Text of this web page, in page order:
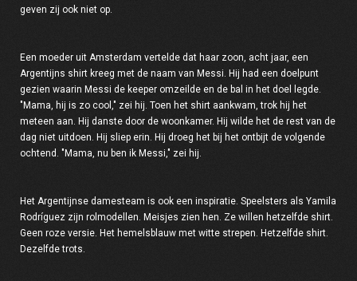
geven zij ook niet op.
Een moeder uit Amsterdam vertelde dat haar zoon, acht jaar, een
Argentijns shirt kreeg met de naam van Messi. Hij had een doelpunt
gezien waarin Messi de keeper omzeilde en de bal in het doel legde.
"Mama, hij is zo cool," zei hij. Toen het shirt aankwam, trok hij het
meteen aan. Hij danste door de woonkamer. Hij wilde het de rest van de
dag niet uitdoen. Hij sliep erin. Hij droeg het bij het ontbijt de volgende
ochtend. "Mama, nu ben ik Messi," zei hij.
Het Argentijnse damesteam is ook een inspiratie. Speelsters als Yamila
Rodríguez zijn rolmodellen. Meisjes zien hen. Ze willen hetzelfde shirt.
Geen roze versie. Het hemelsblauw met witte strepen. Hetzelfde shirt.
Dezelfde trots.